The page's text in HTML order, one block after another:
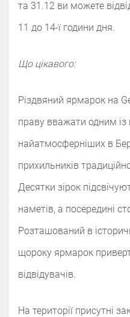
та 31.12 ви можете
11 до 14-ї години дня.
Що цікавого:
Різдвяний ярмарок на
праву вважати одним із
найатмосферніших в
прихильників
Десятки зірок
наметів, а посередині
Розташований в
щороку ярмарок
відвідувачів.
На території присутні